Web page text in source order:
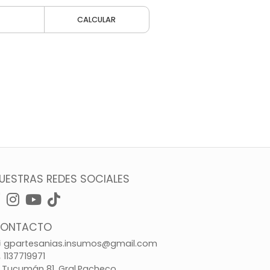
CALCULAR
REDES SOCIALES
gpartesanias.insumos@gmail.com
1137719971